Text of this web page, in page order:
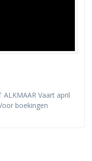
ALKMAAR Vaart april
boekingen